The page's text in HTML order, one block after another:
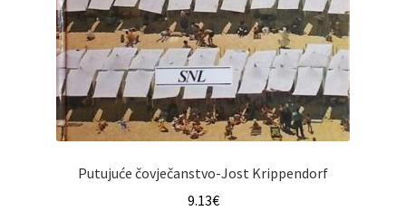
Putujuće čovječanstvo-Jost Krippendorf
9.13€